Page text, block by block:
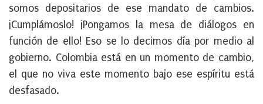
somos depositarios de ese mandato de cambios.
¡Cumplámoslo! ¡Pongamos la mesa de diálogos en
función de ello! Eso se lo decimos día por medio al
gobierno. Colombia está en un momento de cambio,
el que no viva este momento bajo ese espíritu está
desfasado.